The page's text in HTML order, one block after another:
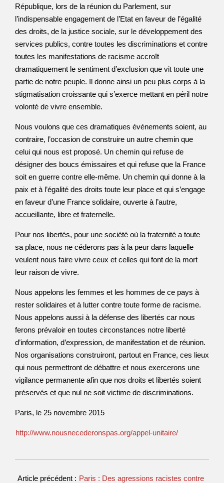
République, lors de la réunion du Parlement, sur
l’indispensable engagement de l’Etat en faveur de l’égalité
des droits, de la justice sociale, sur le développement des
services publics, contre toutes les discriminations et contre
toutes les manifestations de racisme accroît
dramatiquement le sentiment d’exclusion que vit toute une
partie de notre peuple. Il donne ainsi un peu plus corps à la
stigmatisation croissante qui s’exerce mettant en péril notre
volonté de vivre ensemble.
Nous voulons que ces dramatiques événements soient, au
contraire, l’occasion de construire un autre chemin que
celui qui nous est proposé. Un chemin qui refuse de
désigner des boucs émissaires et qui refuse que la France
soit en guerre contre elle-même. Un chemin qui donne à la
paix et à l’égalité des droits toute leur place et qui s’engage
en faveur d’une France solidaire, ouverte à l’autre,
accueillante, libre et fraternelle.
Pour nos libertés, pour une société où la fraternité a toute
sa place, nous ne céderons pas à la peur dans laquelle
veulent nous faire vivre ceux et celles qui font de la mort
leur raison de vivre.
Nous appelons les femmes et les hommes de ce pays à
rester solidaires et à lutter contre toute forme de racisme.
Nous appelons aussi à la défense des libertés car nous
ferons prévaloir en toutes circonstances notre liberté
d’information, d’expression, de manifestation et de réunion.
Nos organisations construiront, partout en France, ces lieux
qui nous permettront de débattre et nous exercerons une
vigilance permanente afin que nos droits et libertés soient
préservés et que nul ne soit victime de discriminations.
Paris, le 25 novembre 2015
http://www.nousnecederonspas.org/appel-unitaire/
Article précédent : Paris : Des agressions racistes contre